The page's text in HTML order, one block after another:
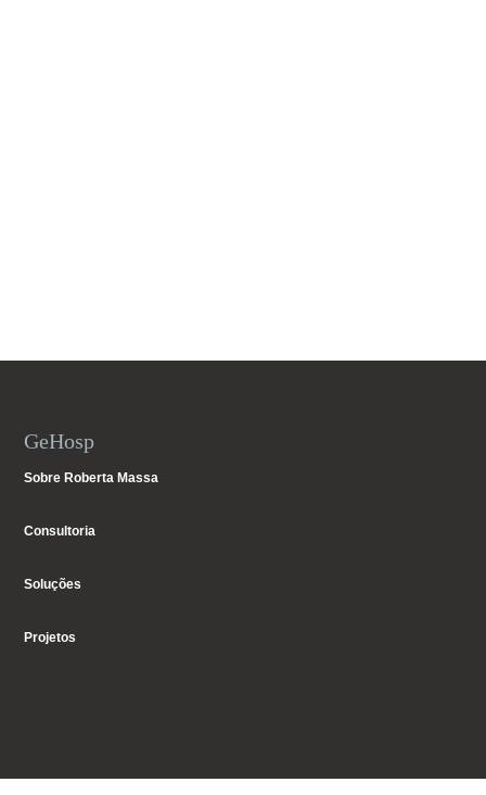
GeHosp
Sobre Roberta Massa
Consultoria
Soluções
Projetos